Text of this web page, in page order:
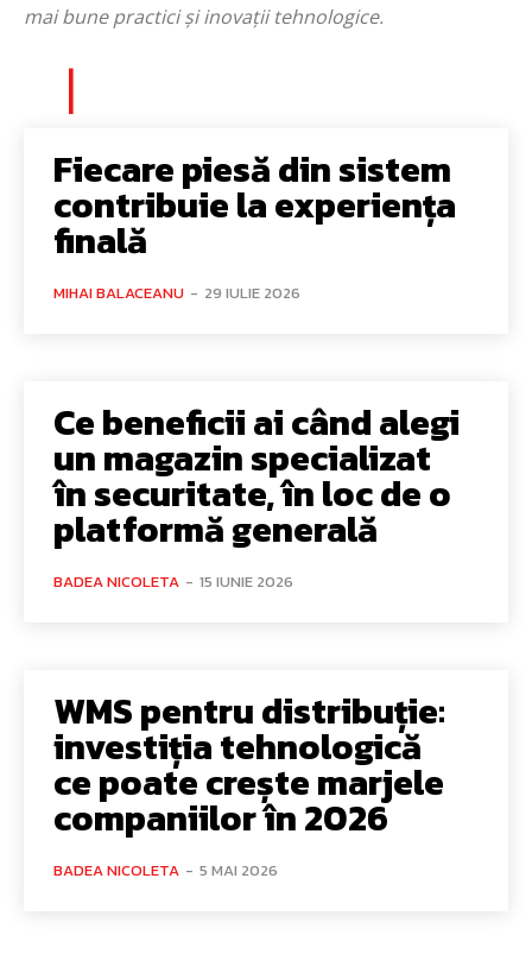
mai bune practici și inovații tehnologice.
Fiecare piesă din sistem
contribuie la experiența
finală
MIHAI BALACEANU - 29 IULIE 2026
Ce beneficii ai când alegi
un magazin specializat
în securitate, în loc de o
platformă generală
BADEA NICOLETA - 15 IUNIE 2026
WMS pentru distribuție:
investiția tehnologică
ce poate crește marjele
companiilor în 2026
BADEA NICOLETA - 5 MAI 2026